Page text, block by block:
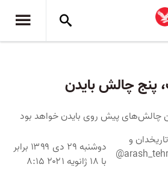
پنج چالش بایدن
چالش‌های پیش روی بایدن خواهد بود
تاریخدان و
دوشنبه ۲۹ دی ۱۳۹۹ برابر
با ۱۸ ژانویه ۲۰۲۱ ۸:۱۵